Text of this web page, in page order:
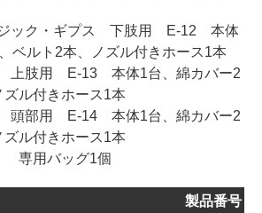
ジック・ギプス 下肢用 E-12 本体
ベルト2本、ノズル付きホース1本
上肢用 E-13 本体1台、綿カバー2
ル付きホース1本
頭部用 E-14 本体1台、綿カバー2
ル付きホース1本
用バッグ1個
製品番号